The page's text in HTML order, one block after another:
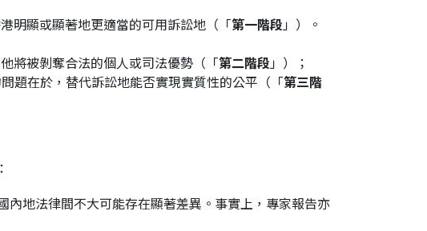
明顯或顯著地更適當的可用訴訟地（「第一階段」）。
將被剝奪合法的個人或司法優勢（「第二階段」）；
題在於，替代訴訟地能否實現實質性的公平（「第三階
地法律間不大可能存在顯著差異。事實上，專家報告亦